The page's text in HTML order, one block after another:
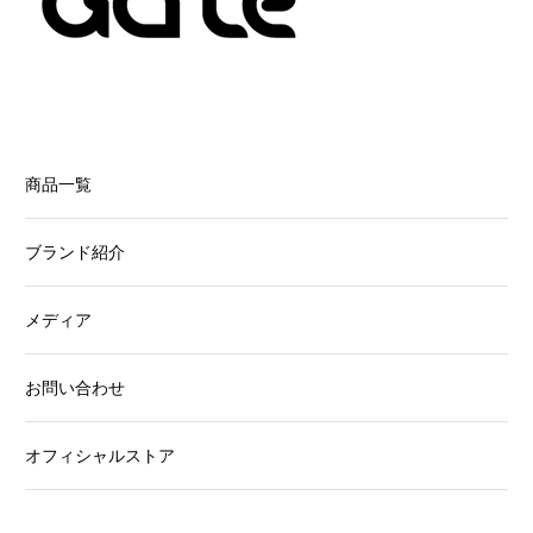
商品一覧
ブランド紹介
メディア
お問い合わせ
オフィシャルストア